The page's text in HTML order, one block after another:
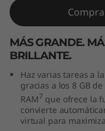
MÁS GRANDE.
BRILLANTE.
Haz varias tareas a
gracias a los 8 GB
RAM 7 que ofrece la
convierte
virtual para